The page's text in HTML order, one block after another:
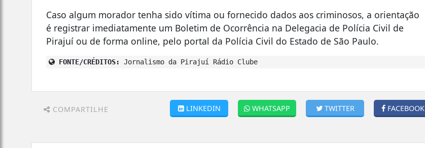
Caso algum morador tenha sido vítima ou fornecido dados aos criminosos, a orientação
é registrar imediatamente um Boletim de Ocorrência na Delegacia de Polícia Civil de
Pirajuí ou de forma online, pelo portal da Polícia Civil do Estado de São Paulo.
FONTE/CRÉDITOS: Jornalismo da Pirajuí Rádio Clube
COMPARTILHE FACEBOOK
TWITTER
WHATSAPP
LINKEDIN